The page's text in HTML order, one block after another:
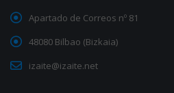
Apartado de Correos nº 81
48080 Bilbao (Bizkaia)
izaite@izaite.net